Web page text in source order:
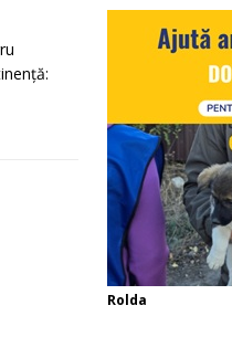
Rolda